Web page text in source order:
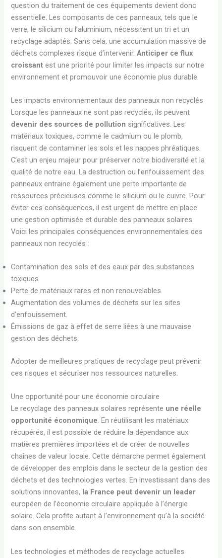
question du traitement de ces équipements devient donc
essentielle. Les composants de ces panneaux, tels que le
verre, le silicium ou l’aluminium, nécessitent un tri et un
recyclage adaptés. Sans cela, une accumulation massive de
déchets complexes risque d’intervenir.Anticiper ce flux
croissant est une priorité pour limiter les impacts sur notre
environnement et promouvoir une économie plus durable.
Les impacts environnementaux des panneaux non recyclés
Lorsque les panneaux ne sont pas recyclés, ils peuvent
devenir des sources de pollution significatives. Les
matériaux toxiques, comme le cadmium ou le plomb,
risquent de contaminer les sols et les nappes phréatiques.
C’est un enjeu majeur pour préserver notre biodiversité et la
qualité de notre eau. La destruction ou l’enfouissement des
panneaux entraine également une perte importante de
ressources précieuses comme le silicium ou le cuivre. Pour
éviter ces conséquences, il est urgent de mettre en place
une gestion optimisée et durable des panneaux solaires.
Voici les principales conséquences environnementales des
panneaux non recyclés :
Contamination des sols et des eaux par des substances
toxiques.
Perte de matériaux rares et non renouvelables.
Augmentation des volumes de déchets sur les sites
d’enfouissement.
Émissions de gaz à effet de serre liées à une mauvaise
gestion des déchets.
Adopter de meilleures pratiques de recyclage peut prévenir
ces risques et sécuriser nos ressources naturelles.
Une opportunité pour une économie circulaire
Le recyclage des panneaux solaires représente une réelle
opportunité économique. En réutilisant les matériaux
récupérés, il est possible de réduire la dépendance aux
matières premières importées et de créer de nouvelles
chaînes de valeur locale. Cette démarche permet également
de développer des emplois dans le secteur de la gestion des
déchets et des technologies vertes. En investissant dans des
solutions innovantes, la France peut devenir un leader
européen de l’économie circulaire appliquée à l’énergie
solaire. Cela profite autant à l’environnement qu’à la société
dans son ensemble.
Les technologies et méthodes de recyclage actuelles